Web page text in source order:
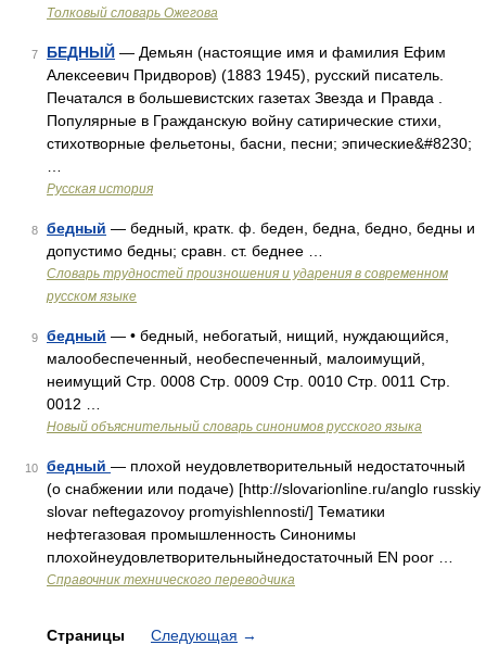
Толковый словарь Ожегова
7 БЕДНЫЙ — Демьян (настоящие имя и фамилия Ефим
Алексеевич Придворов) (1883 1945), русский писатель.
Печатался в большевистских газетах Звезда и Правда .
Популярные в Гражданскую войну сатирические стихи,
стихотворные фельетоны, басни, песни; эпические&#8230;
Русская история
8 бедный — бедный, кратк. ф. беден, бедна, бедно, бедны и
допустимо бедны; сравн. ст. беднее …
Словарь трудностей произношения и ударения в современном
русском языке
9 бедный — • бедный, небогатый, нищий, нуждающийся,
малообеспеченный, необеспеченный, малоимущий,
неимущий Стр. 0008 Стр. 0009 Стр. 0010 Стр. 0011 Стр.
0012 …
Новый объяснительный словарь синонимов русского языка
10 бедный — плохой неудовлетворительный недостаточный
(о снабжении или подаче) [http://slovarionline.ru/anglo russkiy
slovar neftegazovoy promyishlennosti/] Тематики
нефтегазовая промышленность Синонимы
плохойнеудовлетворительныйнедостаточный EN poor …
Справочник технического переводчика
Страницы Следующая →